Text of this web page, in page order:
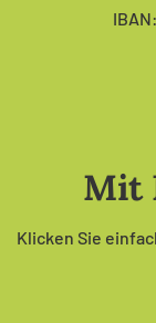
Mit
Klicken Sie